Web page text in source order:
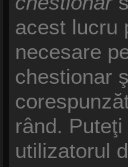
acest lucru
necesare
chestionar
rând.
utilizatorul